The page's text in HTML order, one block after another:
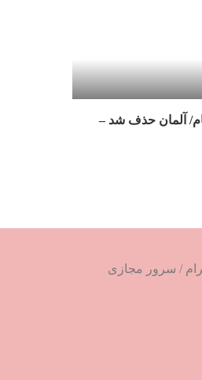
آلمان حذف شد –
/ سرور مجازی